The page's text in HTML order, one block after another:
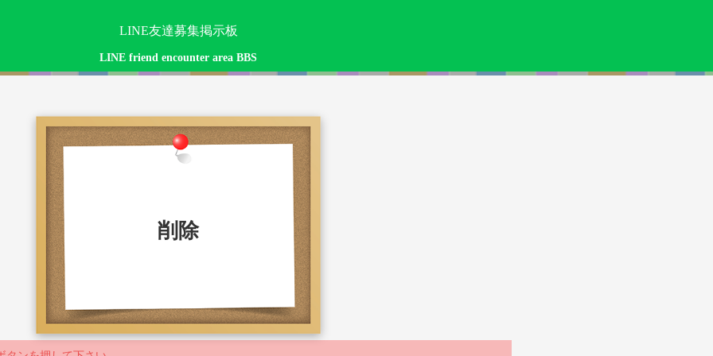
LINE友達募集掲示板
LINE friend encounter area BBS
削除